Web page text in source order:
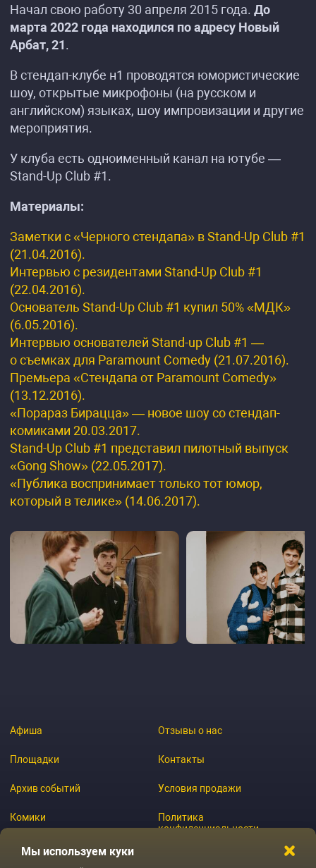
Начал свою работу 30 апреля 2015 года. До
марта 2022 года находился по адресу Новый
Арбат, 21.
В стендап-клубе н1 проводятся юмористические
шоу, открытые микрофоны (на русском и
английском) языках, шоу импровизации и другие
мероприятия.
У клуба есть одноименный канал на ютубе —
Stand-Up Club #1.
Материалы:
Заметки с «Черного стендапа» в Stand-Up Club #1
(21.04.2016).
Интервью с резидентами Stand-Up Club #1
(22.04.2016).
Основатель Stand-Up Club #1 купил 50% «МДК»
(6.05.2016).
Интервью основателей Stand-up Club #1 —
о съемках для Paramount Comedy (21.07.2016).
Премьера «Стендапа от Paramount Comedy»
(13.12.2016).
«Порараз Бирацца» — новое шоу со стендап-
комиками 20.03.2017.
Stand-Up Club #1 представил пилотный выпуск
«Gong Show» (22.05.2017).
«Публика воспринимает только тот юмор,
который в телике» (14.06.2017).
Афиша
Площадки
Архив событий
Комики
Журнал
Отзывы о нас
Контакты
Условия продажи
Политика
конфиденциальности
Мы используем куки